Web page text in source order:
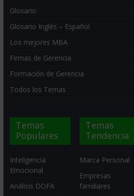
Glosario
Glosario Inglés – Español
Los mejores MBA
Firmas de Gerencia
Formación de Gerencia
Todos los Temas
Temas
Populares
Inteligencia
Emocional
Análisis DOFA
Temas
Tendencia
Marca Personal
Empresas
familiares